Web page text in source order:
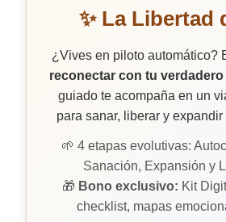
✨ La Libertad
¿Vives en piloto automático?
reconectar con tu verdadero
guiado te acompaña en un
para sanar, liberar y
🌱 4 etapas evolutivas:
Sanación, Expansión y
🎁 Bono exclusivo: Kit
checklist, mapas